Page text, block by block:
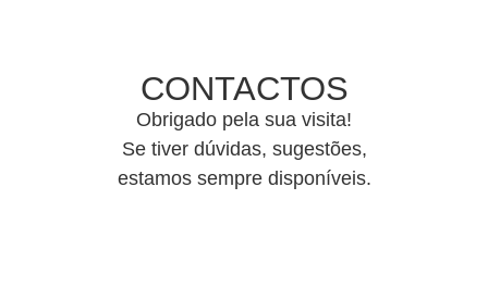
CONTACTOS
Obrigado pela sua visita!
Se tiver dúvidas, sugestões,
estamos sempre disponíveis.